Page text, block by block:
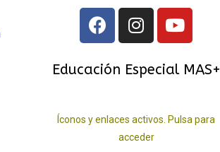
Educación Especial MAS+
Íconos y enlaces activos. Pulsa para
acceder